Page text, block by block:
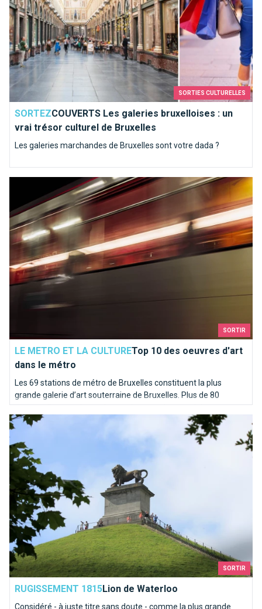
SORTIES CULTURELLES
SORTEZCOUVERTS Les galeries bruxelloises : un
vrai trésor culturel de Bruxelles
Les galeries marchandes de Bruxelles sont votre dada ?
SORTIR
LE METRO ET LA CULTURETop 10 des oeuvres d'art
dans le métro
Les 69 stations de métro de Bruxelles constituent la plus
grande galerie d’art souterraine de Bruxelles. Plus de 80
œuvres d’art garnissent les stations, quais et couloirs.
Top 10 des oeuvres d'art dans le métro
SORTIR
RUGISSEMENT 1815Lion de Waterloo
Considéré - à juste titre sans doute - comme la plus grande
Lion de Waterloo